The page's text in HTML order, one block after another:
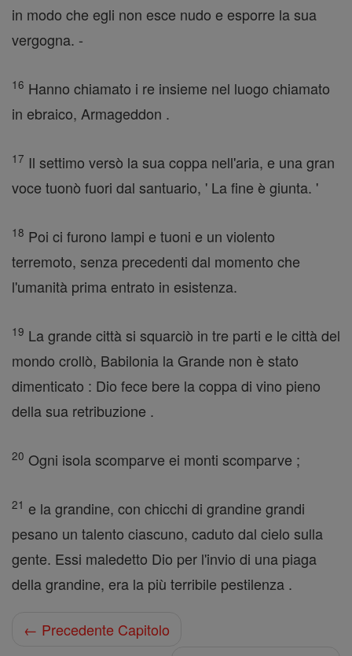
in modo che egli non esce nudo e esporre la sua
vergogna. -
16 Hanno chiamato i re insieme nel luogo chiamato
in ebraico, Armageddon .
17 Il settimo versò la sua coppa nell'aria, e una gran
voce tuonò fuori dal santuario, ' La fine è giunta. '
18 Poi ci furono lampi e tuoni e un violento
terremoto, senza precedenti dal momento che
l'umanità prima entrato in esistenza.
19 La grande città si squarciò in tre parti e le città del
mondo crollò, Babilonia la Grande non è stato
dimenticato : Dio fece bere la coppa di vino pieno
della sua retribuzione .
20 Ogni isola scomparve ei monti scomparve ;
21 e la grandine, con chicchi di grandine grandi
pesano un talento ciascuno, caduto dal cielo sulla
gente. Essi maledetto Dio per l'invio di una piaga
della grandine, era la più terribile pestilenza .
← Precedente Capitolo